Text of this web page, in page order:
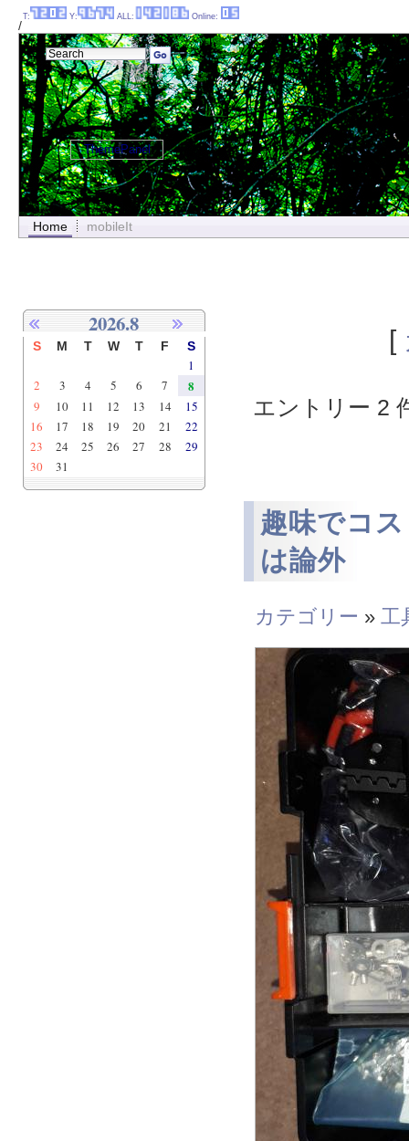
/
Home mobileIt
[
エントリー 2
趣味でコ
は論外
カテゴリー » 工
2026.8
S M T W T F S
1
2
3 4 5 6 7 8
9 10 11 12 13 14
15
16
17 18 19 20 21
22
23
24 25 26 27 28
29
30
31
T: Y: ALL: Online:
ThemePanel